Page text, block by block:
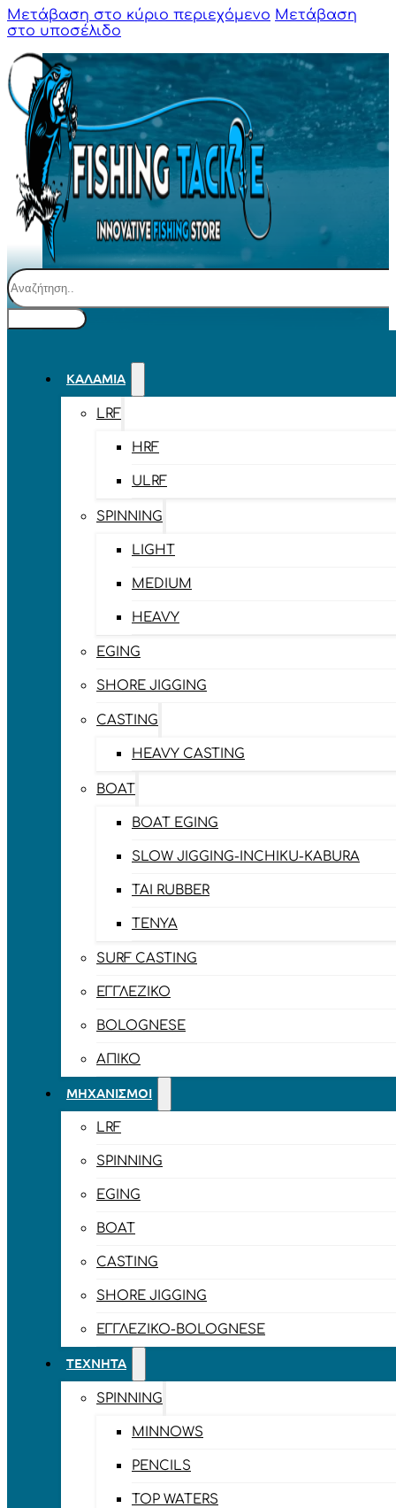
Μετάβαση στο κύριο περιεχόμενο Μετάβαση
στο υποσέλιδο
Αναζήτηση
ΚΑΛΆΜΙΑ
LRF
HRF
ULRF
SPINNING
LIGHT
MEDIUM
HEAVY
EGING
SHORE JIGGING
CASTING
HEAVY CASTING
BOAT
BOAT EGING
SLOW JIGGING-INCHIKU-KABURA
TAI RUBBER
TENYA
SURF CASTING
ΕΓΓΛΈΖΙΚΟ
BOLOGNESE
ΑΠΊΚΟ
ΜΗΧΑΝΙΣΜΟΊ
LRF
SPINNING
EGING
BOAT
CASTING
SHORE JIGGING
ΕΓΓΛΈΖΙΚΟ-BOLOGNESE
ΤΕΧΝΗΤΆ
SPINNING
MINNOWS
PENCILS
TOP WATERS